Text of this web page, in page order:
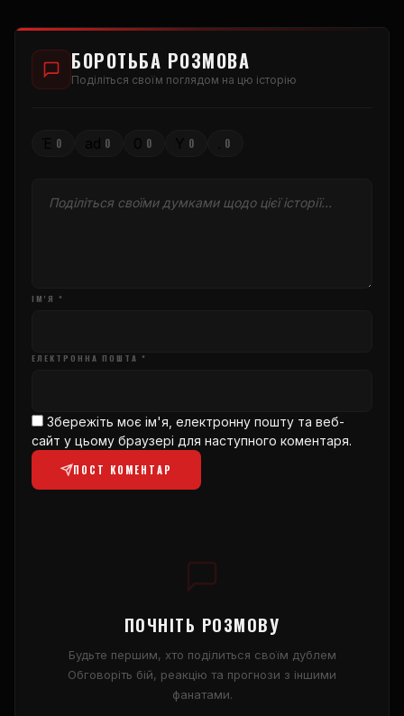
БОРОТЬБА РОЗМОВА
Поділіться своїм поглядом на цю історію
0 0 0 0 0
ІМ'Я *
ЕЛЕКТРОННА ПОШТА *
Збережіть моє ім'я, електронну пошту та веб-
сайт у цьому браузері для наступного коментаря.
ПОСТ КОМЕНТАР
ПОЧНІТЬ РОЗМОВУ
Будьте першим, хто поділиться своїм дублем
Обговоріть бій, реакцію та прогнози з іншими
фанатами.